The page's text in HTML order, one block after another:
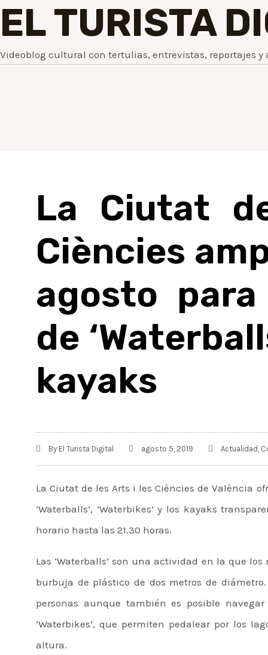
EL TURISTA
Videoblog cultural con tertulias, entrevistas, reportajes y
La Ciutat
Ciències
agosto
de
kayaks
By El Turista Digital agosto 5, 2019 Actualidad
La Ciutat de les Arts i les Ciències de València
‘Waterballs’, ‘Waterbikes’ y los kayaks
horario hasta las 21.30 horas.
Las ‘Waterballs’ son una actividad en la que
burbuja de plástico de dos metros de
personas aunque también es posible
‘Waterbikes’, que permiten pedalear por los
altura.